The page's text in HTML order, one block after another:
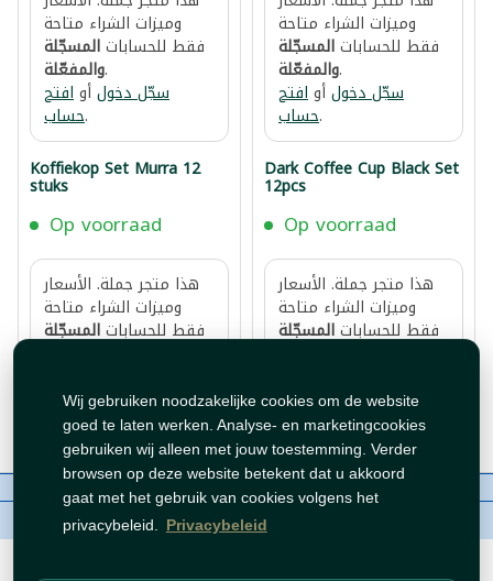
Wij gebruiken noodzakelijke cookies om de website
goed te laten werken. Analyse- en marketingcookies
gebruiken wij alleen met jouw toestemming. Verder
browsen op deze website betekent dat u akkoord
gaat met het gebruik van cookies volgens het
privacybeleid. Privacybeleid
وميزات الشراء متاحة
فقط للحساباتالمسجّلة
والمفعّلة.
سجّل دخولأوافتح
حساب.
Koffiekop Set Murra 12
stuks
Op voorraad
هذا متجر جملة. الأسعار
وميزات الشراء متاحة
فقط للحساباتالمسجّلة
حساب
وميزات الشراء متاحة
فقط للحساباتالمسجّلة
والمفعّلة.
سجّل دخولأوافتح
حساب.
Dark Coffee Cup Black Set
12pcs
Op voorraad
هذا متجر جملة. الأسعار
وميزات الشراء متاحة
فقط للحساباتالمسجّلة
حساب.
Contact Beleid
auteursrechten©Tawfeer 2018-2026